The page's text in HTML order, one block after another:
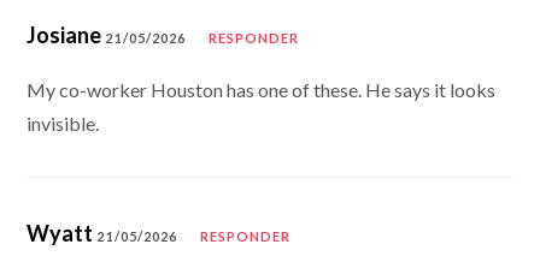
Josiane 21/05/2026 RESPONDER
My co-worker Houston has one of these. He says it looks
invisible.
Wyatt 21/05/2026 RESPONDER